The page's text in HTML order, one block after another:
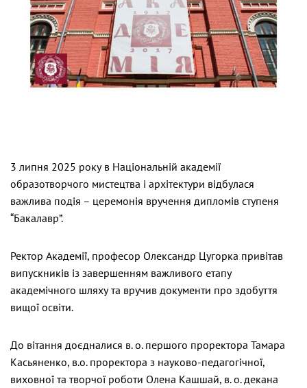
3 липня 2025 року в Національній академії
образотворчого мистецтва і архітектури відбулася
важлива подія – церемонія вручення дипломів ступеня
“Бакалавр”.
Ректор Академії, професор Олександр Цугорка привітав
випускників із завершенням важливого етапу
академічного шляху та вручив документи про здобуття
вищої освіти.
До вітання доєдналися в. о. першого проректора Тамара
Касьяненко, в.о. проректора з науково-педагогічної,
виховної та творчої роботи Олена Кашшай, в. о. декана